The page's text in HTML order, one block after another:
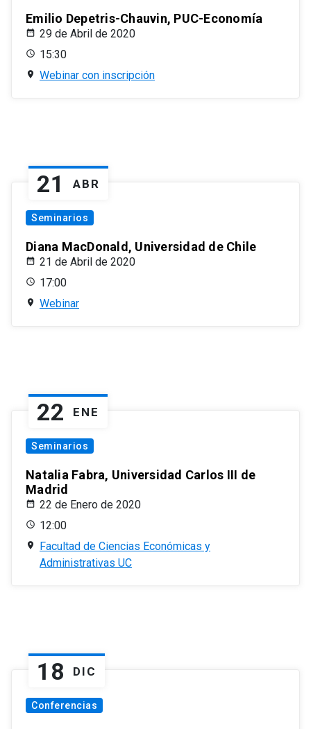
Emilio Depetris-Chauvin, PUC-Economía
29 de Abril de 2020
15:30
Webinar con inscripción
21 ABR
Seminarios
Diana MacDonald, Universidad de Chile
21 de Abril de 2020
17:00
Webinar
22 ENE
Seminarios
Natalia Fabra, Universidad Carlos III de
Madrid
22 de Enero de 2020
12:00
Facultad de Ciencias Económicas y
Administrativas UC
18 DIC
Conferencias